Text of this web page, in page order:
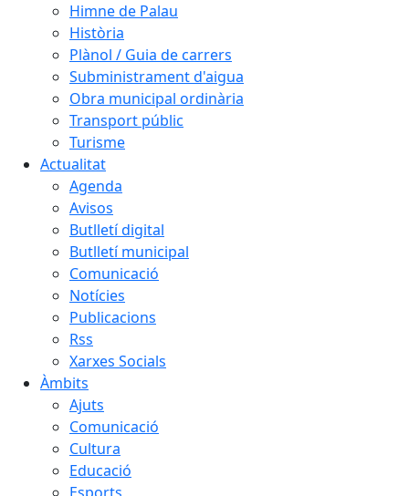
Himne de Palau
Història
Plànol / Guia de carrers
Subministrament d'aigua
Obra municipal ordinària
Transport públic
Turisme
Actualitat
Agenda
Avisos
Butlletí digital
Butlletí municipal
Comunicació
Notícies
Publicacions
Rss
Xarxes Socials
Àmbits
Ajuts
Comunicació
Cultura
Educació